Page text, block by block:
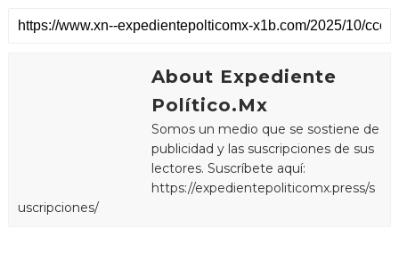
About Expediente
Político.Mx
Somos un medio que se sostiene de
publicidad y las suscripciones de sus
lectores. Suscríbete aquí:
https://expedientepoliticomx.press/s
uscripciones/